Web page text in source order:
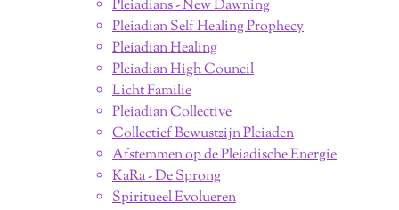
Pleiadians - New Dawning
Pleiadian Self Healing Prophecy
Pleiadian Healing
Pleiadian High Council
Licht Familie
Pleiadian Collective
Collectief Bewustzijn Pleiaden
Afstemmen op de Pleiadische Energie
KaRa - De Sprong
Spiritueel Evolueren